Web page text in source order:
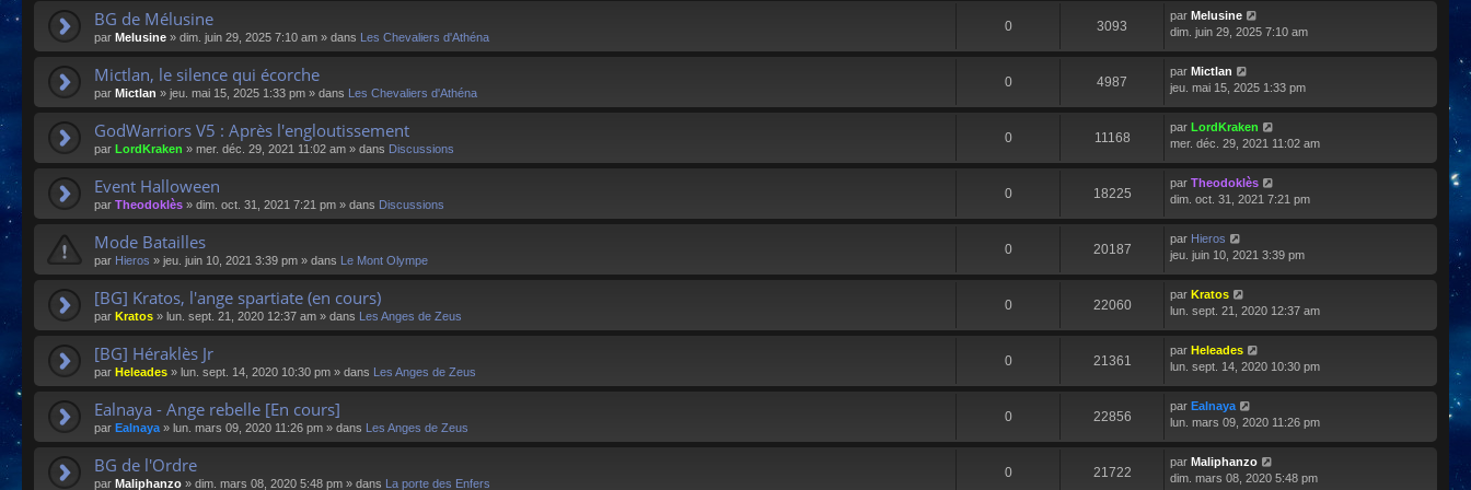
BG de Mélusine
par Melusine » dim. juin 29, 2025 7:10 am » dans Les Chevaliers d'Athéna
0 3093
par Melusine
dim. juin 29, 2025 7:10 am
Mictlan, le silence qui écorche
par Mictlan » jeu. mai 15, 2025 1:33 pm » dans Les Chevaliers d'Athéna
0 4987
par Mictlan
jeu. mai 15, 2025 1:33 pm
GodWarriors V5 : Après l'engloutissement
par LordKraken » mer. déc. 29, 2021 11:02 am » dans Discussions
0 11168
par LordKraken
mer. déc. 29, 2021 11:02 am
Event Halloween
par Theodoklès » dim. oct. 31, 2021 7:21 pm » dans Discussions
0 18225
par Theodoklès
dim. oct. 31, 2021 7:21 pm
Mode Batailles
par Hieros » jeu. juin 10, 2021 3:39 pm » dans Le Mont Olympe
0 20187
par Hieros
jeu. juin 10, 2021 3:39 pm
[BG] Kratos, l'ange spartiate (en cours)
par Kratos » lun. sept. 21, 2020 12:37 am » dans Les Anges de Zeus
0 22060
par Kratos
lun. sept. 21, 2020 12:37 am
[BG] Héraklès Jr
par Heleades » lun. sept. 14, 2020 10:30 pm » dans Les Anges de Zeus
0 21361
par Heleades
lun. sept. 14, 2020 10:30 pm
Ealnaya - Ange rebelle [En cours]
par Ealnaya» lun. mars 09, 2020 11:26 pm » dans Les Anges de Zeus
0 22856
par Ealnaya
lun. mars 09, 2020 11:26 pm
BG de l'Ordre
par Maliphanzo » dim. mars 08, 2020 5:48 pm » dans La porte des Enfers
0 21722
par Maliphanzo
dim. mars 08, 2020 5:48 pm